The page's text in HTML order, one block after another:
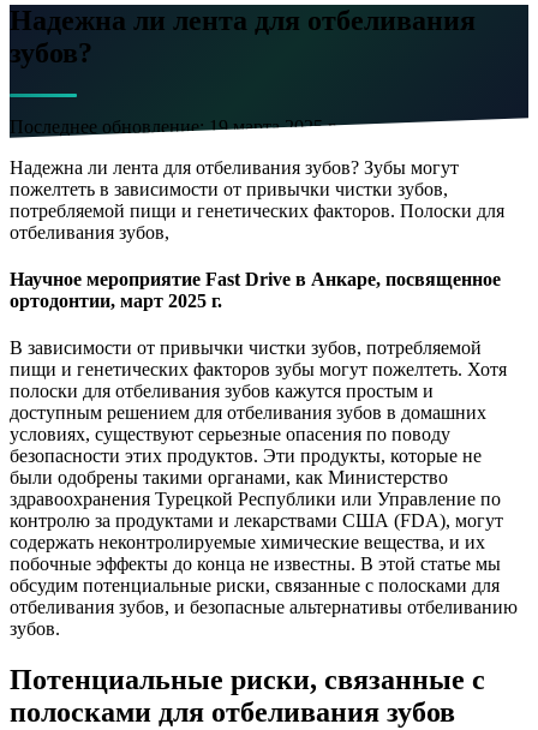
Надежна ли лента для отбеливания
зубов?
Последнее обновление:19 марта 2025 г.
Надежна ли лента для отбеливания зубов? Зубы могут
пожелтеть в зависимости от привычки чистки зубов,
потребляемой пищи и генетических факторов. Полоски для
отбеливания зубов,
Научное мероприятие Fast Drive в Анкаре, посвященное
ортодонтии, март 2025 г.
В зависимости от привычки чистки зубов, потребляемой
пищи и генетических факторов зубы могут пожелтеть. Хотя
полоски для отбеливания зубов кажутся простым и
доступным решением для отбеливания зубов в домашних
условиях, существуют серьезные опасения по поводу
безопасности этих продуктов. Эти продукты, которые не
были одобрены такими органами, как Министерство
здравоохранения Турецкой Республики или Управление по
контролю за продуктами и лекарствами США (FDA), могут
содержать неконтролируемые химические вещества, и их
побочные эффекты до конца не известны. В этой статье мы
обсудим потенциальные риски, связанные с полосками для
отбеливания зубов, и безопасные альтернативы отбеливанию
зубов.
Потенциальные риски, связанные с
полосками для отбеливания зубов